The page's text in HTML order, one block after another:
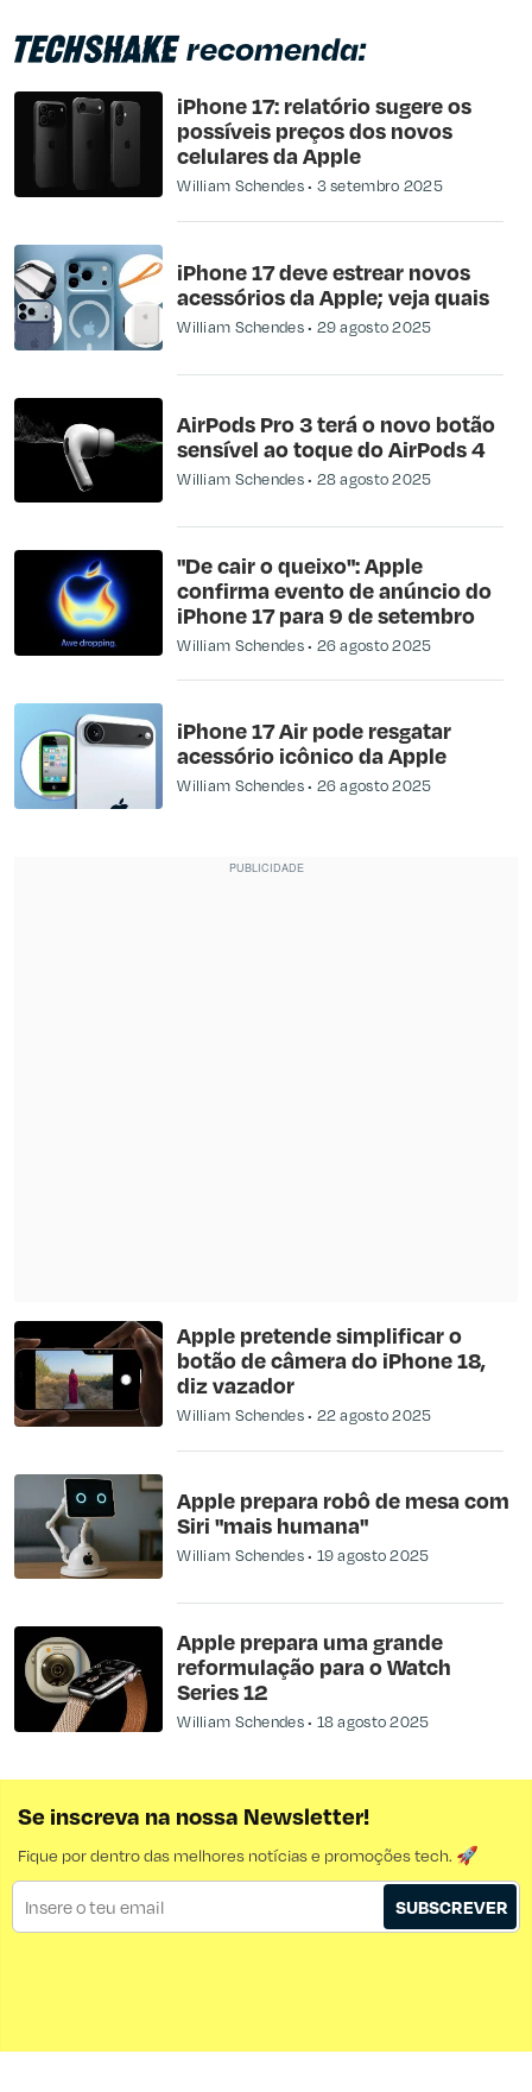
recomenda:
iPhone 17: relatório sugere os
possíveis preços dos novos
celulares da Apple
William Schendes 3 setembro 2025
iPhone 17 deve estrear novos
acessórios da Apple; veja quais
William Schendes 29 agosto 2025
AirPods Pro 3 terá o novo botão
sensível ao toque do AirPods 4
William Schendes 28 agosto 2025
"De cair o queixo": Apple
confirma evento de anúncio do
iPhone 17 para 9 de setembro
William Schendes 26 agosto 2025
iPhone 17 Air pode resgatar
acessório icônico da Apple
William Schendes 26 agosto 2025
Apple pretende simplificar o
botão de câmera do iPhone 18,
diz vazador
William Schendes 22 agosto 2025
Apple prepara robô de mesa com
Siri "mais humana"
William Schendes 19 agosto 2025
Apple prepara uma grande
reformulação para o Watch
Series 12
William Schendes 18 agosto 2025
Se inscreva na nossa Newsletter!
Fique por dentro das melhores notícias e promoções tech. 🚀
SUBSCREVER